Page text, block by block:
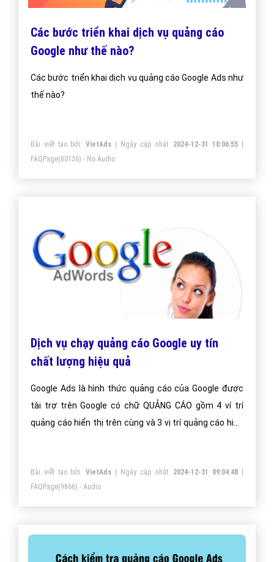
Các bước triển khai dịch vụ quảng cáo
Google như thế nào?
Các bước triển khai dịch vụ quảng cáo Google Ads như
thế nào?
Bài viết tạo bởi:VietAds | Ngày cập nhật: 2024-12-31 10:06:55 |
FAQPage(80136) - No Audio
Dịch vụ chạy quảng cáo Google uy tín
chất lượng hiệu quả
Google Ads là hình thức quảng cáo của Google được
tài trợ trên Google có chữ QUẢNG CÁO gồm 4 ví trí
quảng cáo hiển thị trên cùng và 3 vị trí quảng cáo hiển
Bài viết tạo bởi:VietAds | Ngày cập nhật: 2024-12-31 09:04:48 |
FAQPage(9866) - Audio